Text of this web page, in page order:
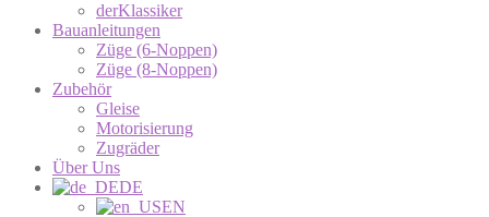
derKlassiker
Bauanleitungen
Züge (6-Noppen)
Züge (8-Noppen)
Zubehör
Gleise
Motorisierung
Zugräder
Über Uns
DE
EN